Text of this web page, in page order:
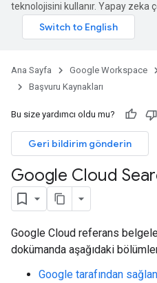
teknolojisini kullanır. Yapay zeka
Ana Sayfa Google Workspace
Başvuru Kaynakları
Bu size yardımcı oldu mu?
Geri bildirim gönderin
Google Cloud
Google Cloud referans
dokümanda aşağıdaki
Google tarafından